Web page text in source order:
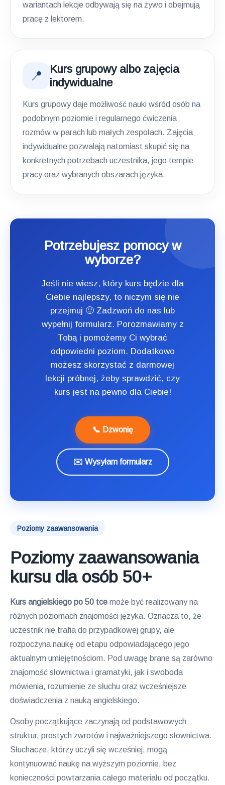
wariantach lekcje odbywają się na żywo i obejmują
pracę z lektorem.
📍
Kurs grupowy albo zajęcia
indywidualne
Kurs grupowy daje możliwość nauki wśród osób na
podobnym poziomie i regularnego ćwiczenia
rozmów w parach lub małych zespołach. Zajęcia
indywidualne pozwalają natomiast skupić się na
konkretnych potrzebach uczestnika, jego tempie
pracy oraz wybranych obszarach języka.
Potrzebujesz pomocy w
wyborze?
Jeśli nie wiesz, który kurs będzie dla
Ciebie najlepszy, to niczym się nie
przejmuj 🙂 Zadzwoń do nas lub
wypełnij formularz. Porozmawiamy z
Tobą i pomożemy Ci wybrać
odpowiedni poziom. Dodatkowo
możesz skorzystać z darmowej
lekcji próbnej, żeby sprawdzić, czy
kurs jest na pewno dla Ciebie!
📞 Dzwonię
✉️ Wysyłam formularz
Poziomy zaawansowania
Poziomy zaawansowania
kursu dla osób 50+
Kurs angielskiego po 50 tce może być realizowany na
różnych poziomach znajomości języka. Oznacza to, że
uczestnik nie trafia do przypadkowej grupy, ale
rozpoczyna naukę od etapu odpowiadającego jego
aktualnym umiejętnościom. Pod uwagę brane są zarówno
znajomość słownictwa i gramatyki, jak i swoboda
mówienia, rozumienie ze słuchu oraz wcześniejsze
doświadczenia z nauką angielskiego.
Osoby początkujące zaczynają od podstawowych
struktur, prostych zwrotów i najważniejszego słownictwa.
Słuchacze, którzy uczyli się wcześniej, mogą
kontynuować naukę na wyższym poziomie, bez
konieczności powtarzania całego materiału od początku.